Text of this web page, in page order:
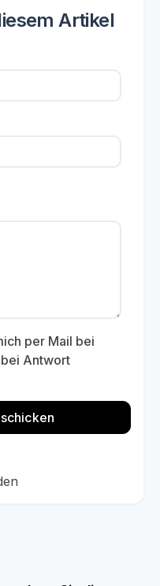
Artikel
per Mail bei
Antwort